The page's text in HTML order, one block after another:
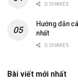
0 SHARES
Hướng dẫn
nhất
0 SHARES
Bài viết mới nhất